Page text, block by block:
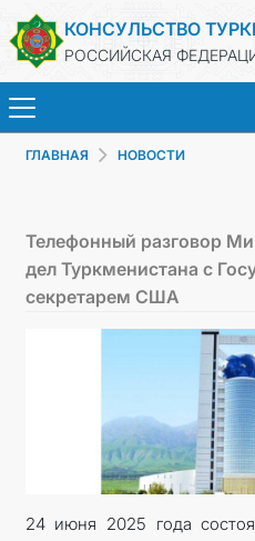
КОНСУЛЬСТВО
РОССИЙСКАЯ
ПРОДЛЕНИЕ
ГЛАВНАЯ НОВОСТИ
Телефонный разговор
дел Туркменистана с
секретарем США
24 июня 2025 года